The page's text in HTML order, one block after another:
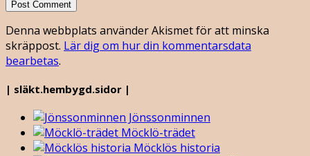
Denna webbplats använder Akismet för att minska
skräppost. Lär dig om hur din kommentarsdata
bearbetas.
| släkt.hembygd.sidor |
Jönssonminnen
Möcklö-trädet
Möcklös historia